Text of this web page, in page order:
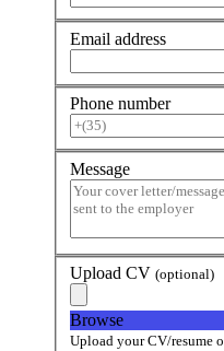
Email address
Phone number
Message
Upload CV (optional)
Browse
Upload your CV/resume